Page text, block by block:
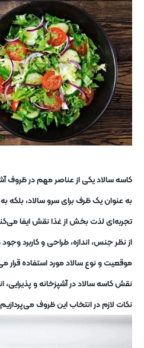
کاسه سالاد یکی از عناصر مهم در ظروف
به عنوان یک ظرف برای سرو سالاد، بلکه
تجربه‌ای لذت ‌بخش از غذا نقش ایفا
از نظر جنس، اندازه، طراحی و کاربرد
موقعیت و نوع سالاد مورد استفاده قرار
نقش کاسه سالاد در آشپزخانه و
نکات لازم در انتخاب این ظروف